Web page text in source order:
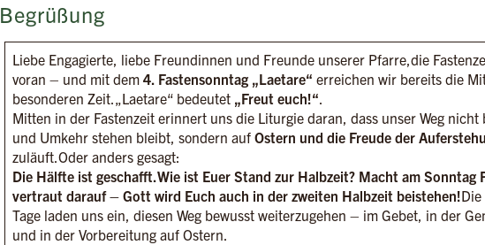
Begrüßung
Liebe Engagierte, liebe Freundinnen und Freunde unserer Pfarre,die
voran – und mit dem 4. Fastensonntag „Laetare“ erreichen wir bereits die
besonderen Zeit.„Laetare“ bedeutet „Freut euch!“.
Mitten in der Fastenzeit erinnert uns die Liturgie daran, dass unser Weg nicht
und Umkehr stehen bleibt, sondern auf Ostern und die Freude der
zuläuft.Oder anders gesagt:
Die Hälfte ist geschafft.Wie ist Euer Stand zur Halbzeit? Macht am Sonntag
vertraut darauf – Gott wird Euch auch in der zweiten Halbzeit beistehen!
Tage laden uns ein, diesen Weg bewusst weiterzugehen – im Gebet, in der
und in der Vorbereitung auf Ostern.